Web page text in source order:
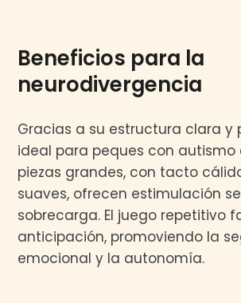
Beneficios para la
neurodivergencia
Gracias a su estructura clara y
ideal para peques con autismo
piezas grandes, con tacto
suaves, ofrecen estimulación
sobrecarga. El juego repetitivo
anticipación, promoviendo la
emocional y la autonomía.